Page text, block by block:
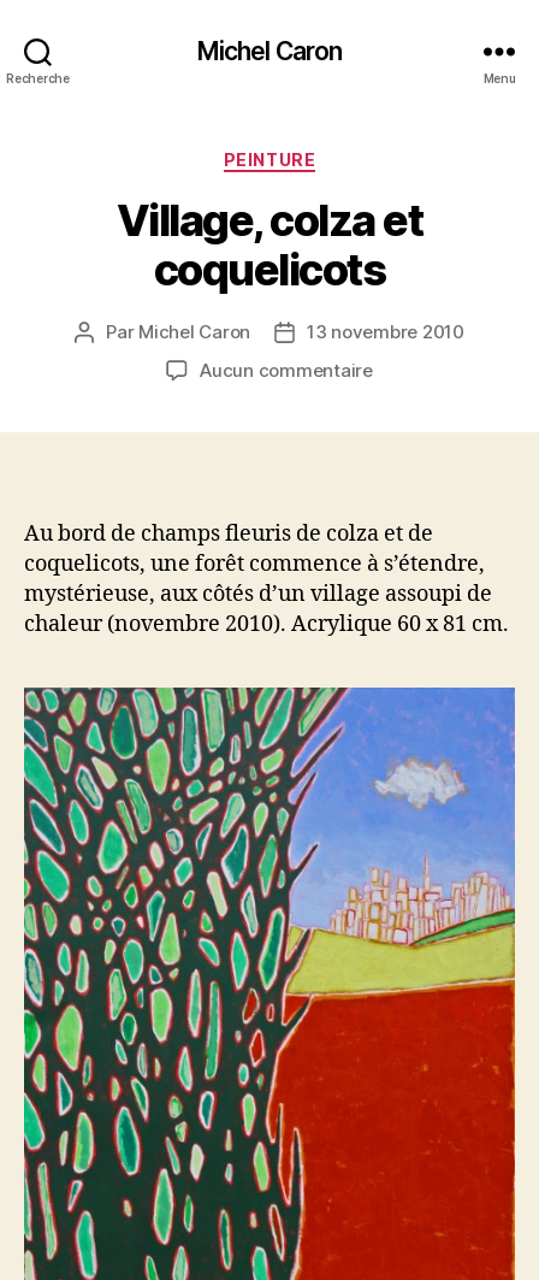
Recherche
Michel Caron
Menu
Catégories
PEINTURE
Village, colza et
coquelicots
Auteur
Par Michel Caron
Date13 novembre 2010
Aucun commentairesur
Au bord de champs fleuris de colza et de
coquelicots, une forêt commence à s’étendre,
mystérieuse, aux côtés d’un village assoupi de
chaleur (novembre 2010). Acrylique 60 x 81 cm.